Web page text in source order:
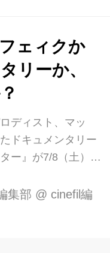
際映画祭やベネチ
ロヴィ・ヴァリ国
間と同様の部門に
ックナイト映画祭
多くは、国際映画
ェィクか
リーか、
ディスト、マッ
ドキュメンタリー
ー』が7/8（土）よ
ーズミュージシャ
長棟航平。 マッド
集部 @ cinefil編